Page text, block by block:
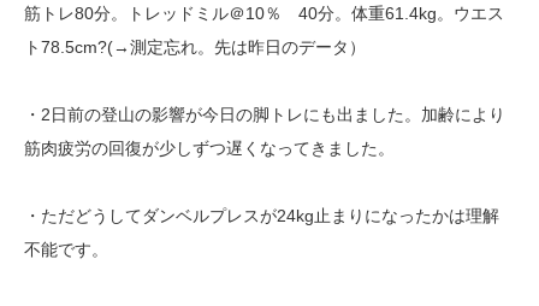
筋トレ80分。トレッドミル＠10％ 40分。体重61.4kg。ウエス
ト78.5cm?(→測定忘れ。先は昨日のデータ）
・2日前の登山の影響が今日の脚トレにも出ました。加齢により
筋肉疲労の回復が少しずつ遅くなってきました。
・ただどうしてダンベルプレスが24kg止まりになったかは理解
不能です。